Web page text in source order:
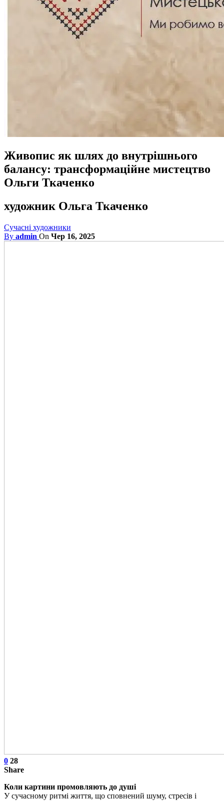
Живопис як шлях до внутрішнього
балансу: трансформаційне мистецтво
Ольги Ткаченко
художник Ольга Ткаченко
Сучасні художники
By admin On Чер 16, 2025
0 28
Share
Коли картини промовляють до душі
У сучасному ритмі життя, що сповнений шуму, стресів і